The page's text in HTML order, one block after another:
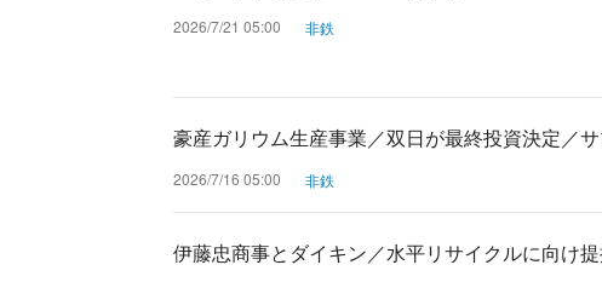
2026/7/21 05:00 非鉄
豪産ガリウム生産事業／双日が最終投資決定／
2026/7/16 05:00 非鉄
伊藤忠商事とダイキン／水平リサイクルに向け